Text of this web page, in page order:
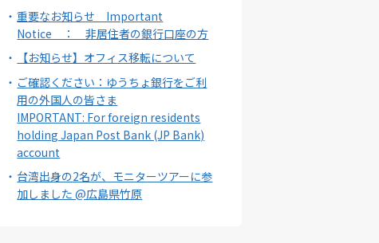
重要なお知らせ Important
Notice ： 非居住者の銀行口座の方
【お知らせ】オフィス移転について
ご確認ください：ゆうちょ銀行をご利
用の外国人の皆さま
IMPORTANT: For foreign residents
holding Japan Post Bank (JP Bank)
account
台湾出身の2名が、モニターツアーに参
加しました @広島県竹原